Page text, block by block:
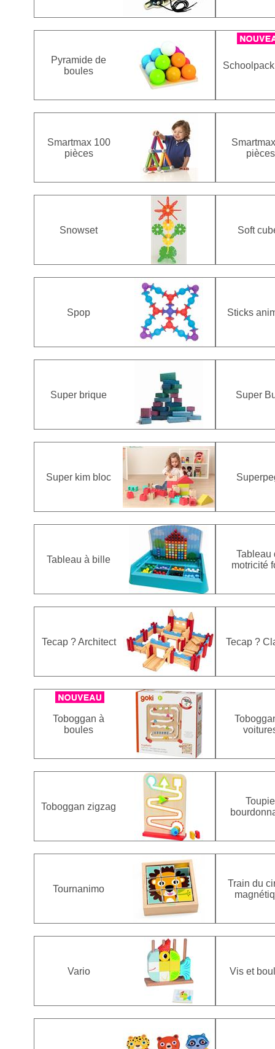
Pyramide de
boules
Smartmax 100
pièces
pièces
Snowset Soft
Spop Sticks
Super brique Super
Super kim bloc
Tableau à bille
Tableau
motricité
Tecap ? Architect Tecap ?
Toboggan à
boules
Toboggan zigzag
Toupie
Tournanimo
Train du
Vario Vis et